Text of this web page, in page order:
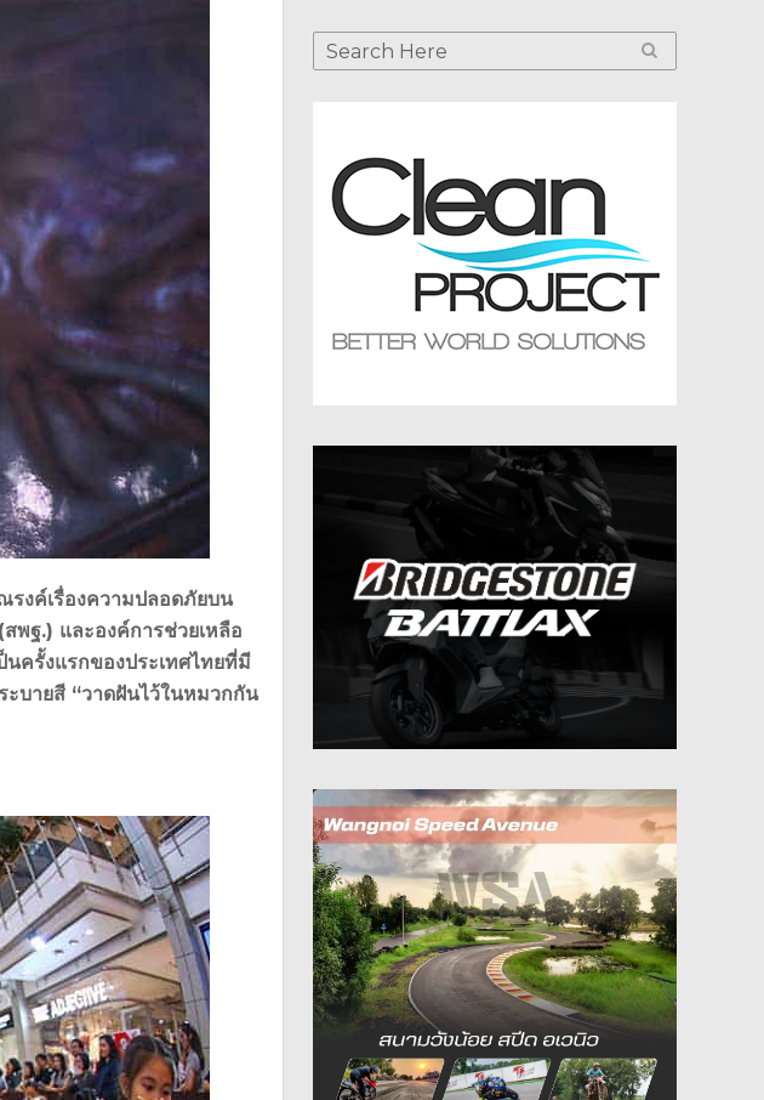
รงค์เรื่องความปลอดภัยบน
พฐ.) และองค์การช่วยเหลือ
ครั้งแรกของประเทศไทยที่มี
บายสี “วาดฝันไว้ในหมวกกัน